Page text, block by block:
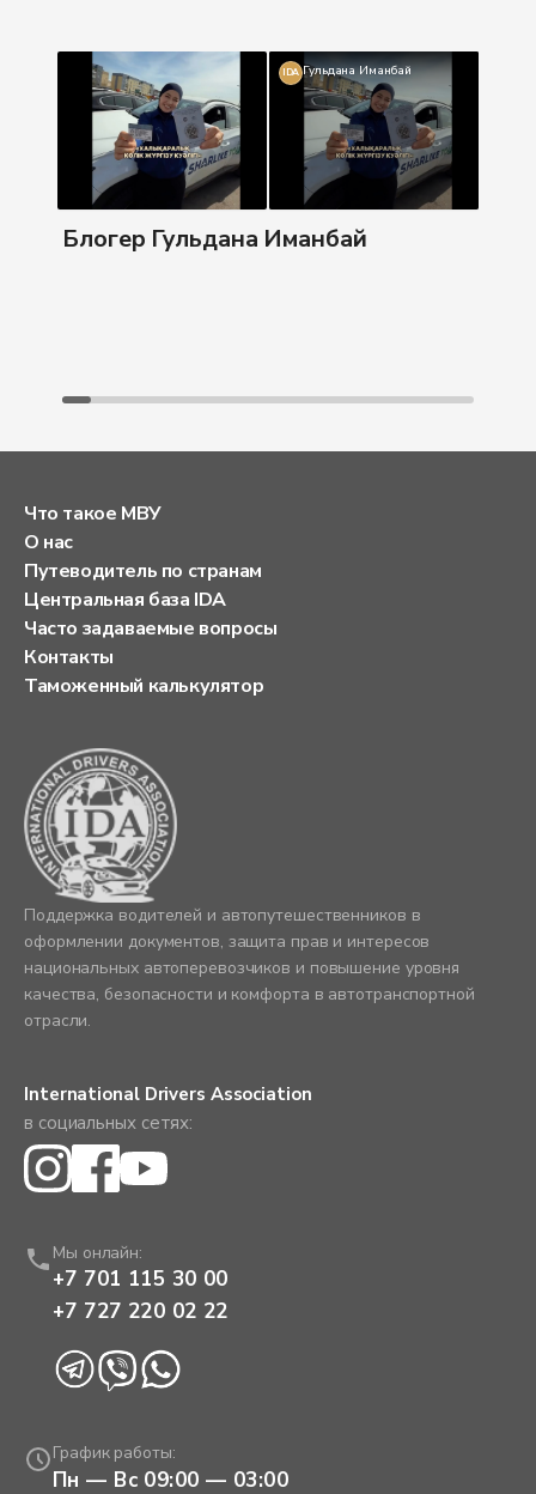
IDA Гульдана Иманбай
Блогер Гульдана Иманбай
Что такое МВУ
О нас
Путеводитель по странам
Центральная база IDA
Часто задаваемые вопросы
Контакты
Таможенный калькулятор
Поддержка водителей и автопутешественников в
оформлении документов, защита прав и интересов
национальных автоперевозчиков и повышение уровня
качества, безопасности и комфорта в автотранспортной
отрасли.
International Drivers Association
в социальных сетях:
Мы онлайн:
+7 701 115 30 00
+7 727 220 02 22
График работы:
Пн — Вс 09:00 — 03:00